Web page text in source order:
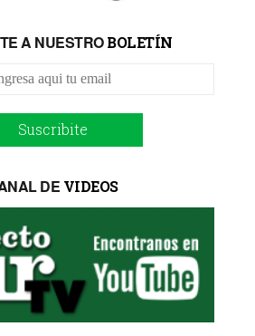
A NUESTROBOLETÍN
Suscribite
DE VIDEOS